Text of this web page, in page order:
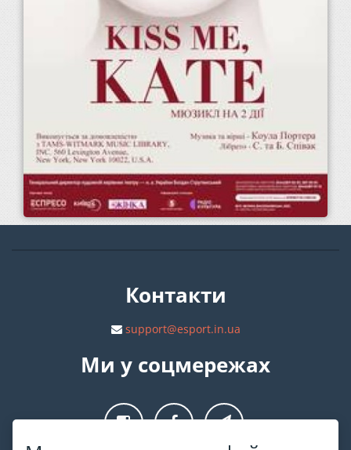
Контакти
support@esport.in.ua
Ми у соцмережах